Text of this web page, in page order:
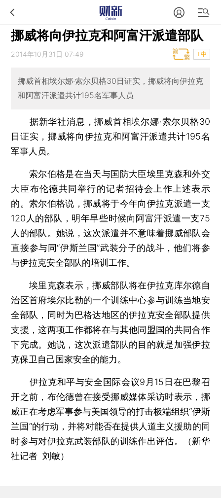
挪威将向伊拉克和阿富汗派遣部队
2014年10月31日 07:49 T中
挪威首相埃尔娜·索尔贝格30日证实，挪威将向伊拉克
和阿富汗派遣共计195名军事人员
据新华社消息，挪威首相埃尔娜·索尔贝格30
日证实，挪威将向伊拉克和阿富汗派遣共计195名
军事人员。
索尔伯格是在当天与国防大臣埃里克森和外交
大臣布伦德共同举行的记者招待会上作上述表示
的。索尔伯格说，挪威将于今年向伊拉克派遣一支
120人的部队，明年早些时候向阿富汗派遣一支75
人的部队。她说，这次派遣并不意味着挪威部队会
直接参与同“伊斯兰国”武装分子的战斗，他们将参
与伊拉克安全部队的培训工作。
埃里克森表示，挪威部队将在伊拉克库尔德自
治区首府埃尔比勒的一个训练中心参与训练当地安
全部队，同时为巴格达地区的伊拉克安全部队提供
支援，这两项工作都将在与其他同盟国的共同合作
下完成。她说，这次派遣部队的目的就是加强伊拉
克保卫自己国家安全的能力。
伊拉克和平与安全国际会议9月15日在巴黎召
开之前，布伦德曾在接受挪威媒体采访时表示，挪
威正在考虑军事参与美国领导的打击极端组织“伊斯
兰国”的行动，并将对能否在提供人道主义援助的同
时参与对伊拉克武装部队的训练作出评估。（新华
社记者 刘敏）